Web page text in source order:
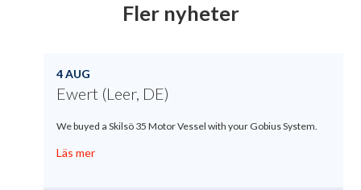
Fler nyheter
4 AUG
Ewert (Leer, DE)
We buyed a Skilsö 35 Motor Vessel with your Gobius System.
Läs mer